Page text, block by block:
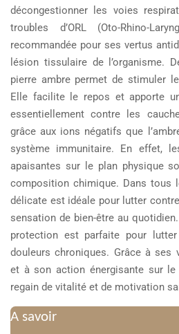
décongestionner les voies
troubles d’ORL (Oto-Rhino-
recommandée pour ses vertus
lésion tissulaire de l’organisme.
pierre ambre permet de stimuler
Elle facilite le repos et apporte
essentiellement contre les
grâce aux ions négatifs que
système immunitaire. En effet,
apaisantes sur le plan physique
composition chimique. Dans tous
délicate est idéale pour lutter
sensation de bien-être au
protection est parfaite pour
douleurs chroniques. Grâce à ses
et à son action énergisante sur
regain de vitalité et de motivation
A savoir